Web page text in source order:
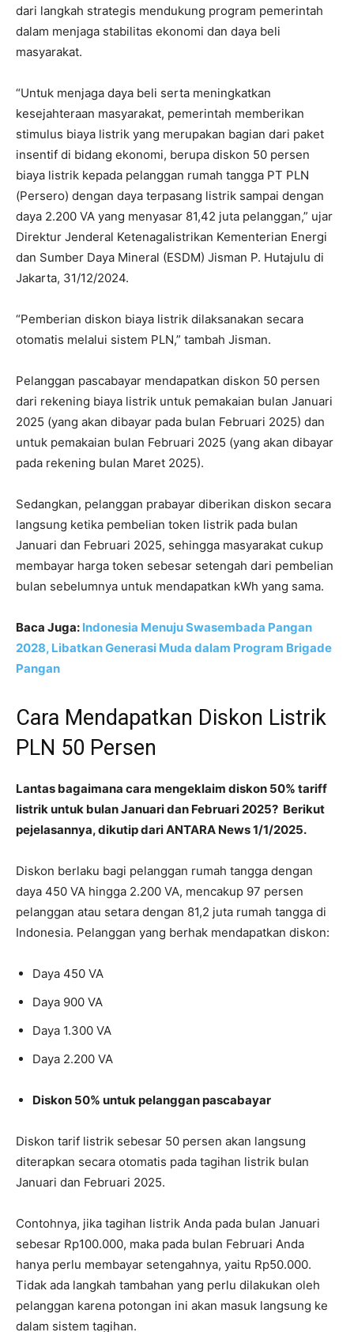
dari langkah strategis mendukung program pemerintah
dalam menjaga stabilitas ekonomi dan daya beli
masyarakat.
“Untuk menjaga daya beli serta meningkatkan
kesejahteraan masyarakat, pemerintah memberikan
stimulus biaya listrik yang merupakan bagian dari paket
insentif di bidang ekonomi, berupa diskon 50 persen
biaya listrik kepada pelanggan rumah tangga PT PLN
(Persero) dengan daya terpasang listrik sampai dengan
daya 2.200 VA yang menyasar 81,42 juta pelanggan,” ujar
Direktur Jenderal Ketenagalistrikan Kementerian Energi
dan Sumber Daya Mineral (ESDM) Jisman P. Hutajulu di
Jakarta, 31/12/2024.
“Pemberian diskon biaya listrik dilaksanakan secara
otomatis melalui sistem PLN,” tambah Jisman.
Pelanggan pascabayar mendapatkan diskon 50 persen
dari rekening biaya listrik untuk pemakaian bulan Januari
2025 (yang akan dibayar pada bulan Februari 2025) dan
untuk pemakaian bulan Februari 2025 (yang akan dibayar
pada rekening bulan Maret 2025).
Sedangkan, pelanggan prabayar diberikan diskon secara
langsung ketika pembelian token listrik pada bulan
Januari dan Februari 2025, sehingga masyarakat cukup
membayar harga token sebesar setengah dari pembelian
bulan sebelumnya untuk mendapatkan kWh yang sama.
Baca Juga: Indonesia Menuju Swasembada Pangan
2028, Libatkan Generasi Muda dalam Program Brigade
Pangan
Cara Mendapatkan Diskon Listrik
PLN 50 Persen
Lantas bagaimana cara mengeklaim diskon 50% tariff
listrik untuk bulan Januari dan Februari 2025? Berikut
pejelasannya, dikutip dari ANTARA News 1/1/2025.
Diskon berlaku bagi pelanggan rumah tangga dengan
daya 450 VA hingga 2.200 VA, mencakup 97 persen
pelanggan atau setara dengan 81,2 juta rumah tangga di
Indonesia. Pelanggan yang berhak mendapatkan diskon:
Daya 450 VA
Daya 900 VA
Daya 1.300 VA
Daya 2.200 VA
Diskon 50% untuk pelanggan pascabayar
Diskon tarif listrik sebesar 50 persen akan langsung
diterapkan secara otomatis pada tagihan listrik bulan
Januari dan Februari 2025.
Contohnya, jika tagihan listrik Anda pada bulan Januari
sebesar Rp100.000, maka pada bulan Februari Anda
hanya perlu membayar setengahnya, yaitu Rp50.000.
Tidak ada langkah tambahan yang perlu dilakukan oleh
pelanggan karena potongan ini akan masuk langsung ke
dalam sistem tagihan.